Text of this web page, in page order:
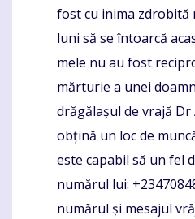
fost cu inima zdrobită
luni să se întoarcă
mele nu au fost
mărturie a unei
drăgălașul de vrajă
obțină un loc de
este capabil să un fel
numărul lui:
numărul și mesajul